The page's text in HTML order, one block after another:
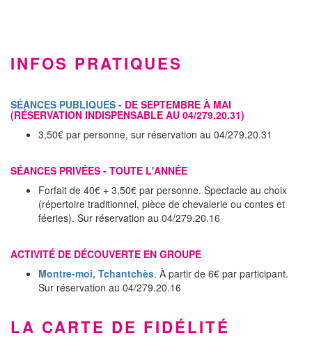
INFOS PRATIQUES
SÉANCES PUBLIQUES - DE SEPTEMBRE À MAI
(RÉSERVATION INDISPENSABLE AU 04/279.20.31)
3,50€ par personne, sur réservation au 04/279.20.31
SÉANCES PRIVÉES - TOUTE L'ANNÉE
Forfait de 40€ + 3,50€ par personne. Spectacle au choix
(répertoire traditionnel, pièce de chevalerie ou contes et
féeries). Sur réservation au 04/279.20.16
ACTIVITÉ DE DÉCOUVERTE EN GROUPE
Montre-moi, Tchantchès. À partir de 6€ par participant.
Sur réservation au 04/279.20.16
LA CARTE DE FIDÉLITÉ